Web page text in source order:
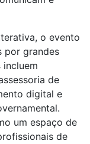
o evento
por grandes
incluem
de
digital e
um espaço de
de